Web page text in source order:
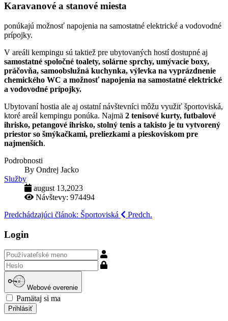
Karavanové a stanové miesta
ponúkajú možnosť napojenia na samostatné elektrické a vodovodné
prípojky.
V areáli kempingu sú taktiež pre ubytovaných hostí dostupné aj
samostatné spoločné toalety, solárne sprchy, umývacie boxy,
práčovňa, samoobslužná kuchynka, výlevka na vyprázdnenie
chemického WC a možnosť napojenia na samostatné elektrické
a vodovodné prípojky.
Ubytovaní hostia ale aj ostatní návštevníci môžu využiť športoviská,
ktoré areál kempingu ponúka. Najmä 2 tenisové kurty, futbalové
ihrisko, petangové ihrisko, stolný tenis a takisto je tu vytvorený
priestor so šmýkačkami, preliezkami a pieskoviskom pre
najmenších.
Podrobnosti
By Ondrej Jacko
Služby
august 13,2023
Návštevy: 974494
Predchádzajúci článok: Športoviská
Predch.
Login
Používateľské
meno
Zobraziť
Webové overenie
Pamätaj si ma
Prihlásiť